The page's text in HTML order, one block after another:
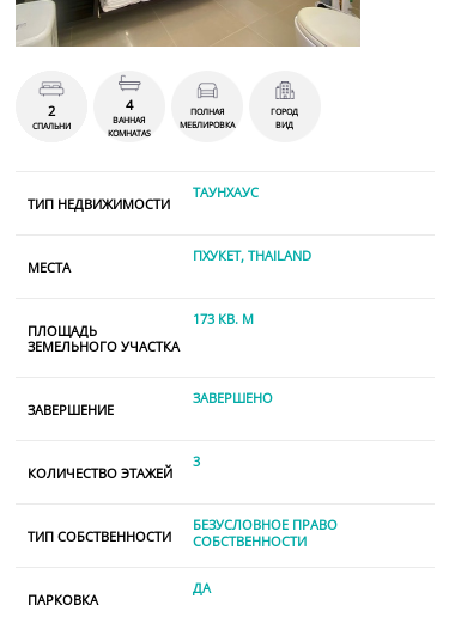
2
СПАЛЬНИ
4
ВАННАЯ
КОМНАТАS
ПОЛНАЯ
МЕБЛИРОВКА
ГОРОД
ВИД
ТИП НЕДВИЖИМОСТИ
ТАУНХАУС
МЕСТА
ПХУКЕТ, THAILAND
ПЛОЩАДЬ
ЗЕМЕЛЬНОГО УЧАСТКА
173 КВ. М
ЗАВЕРШЕНИЕ
ЗАВЕРШЕНО
КОЛИЧЕСТВО ЭТАЖЕЙ
3
ТИП СОБСТВЕННОСТИ
БЕЗУСЛОВНОЕ ПРАВО
СОБСТВЕННОСТИ
ПАРКОВКА
ДА